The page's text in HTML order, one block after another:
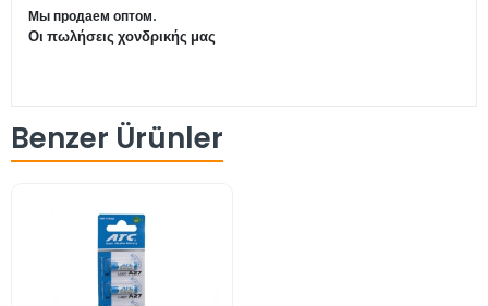
Мы продаем оптом.
Οι πωλήσεις χονδρικής μας
Benzer Ürünler